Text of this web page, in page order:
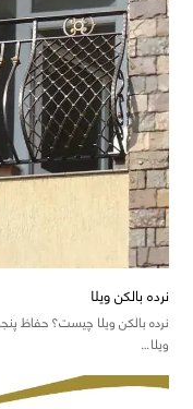
نرده بالکن ویلا
نرده بالکن ویلا چیست؟ حفاظ
ویلا…